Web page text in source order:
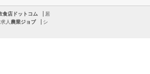
食店ドットコム
居
人農業ジョブ
シ